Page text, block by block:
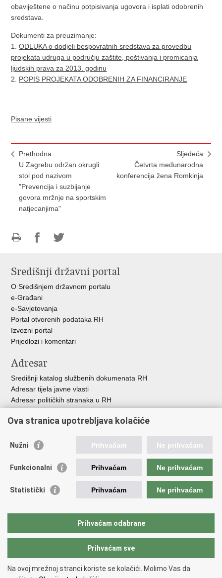
obaviještene o načinu potpisivanja ugovora i isplati odobrenih
sredstava.
Dokumenti za preuzimanje:
1.ODLUKA o dodjeli bespovratnih sredstava za provedbu
projekata udruga u području zaštite, poštivanja i promicanja
ljudskih prava za 2013. godinu
2. POPIS PROJEKATA ODOBRENIH ZA FINANCIRANJE
Pisane vijesti
Prethodna
U Zagrebu održan okrugli
stol pod nazivom
"Prevencija i suzbijanje
govora mržnje na sportskim
natjecanjima"
Sljedeća
Četvrta međunarodna
konferencija žena Romkinja
FacebookuTwitteru
Središnji državni portal
O Središnjem državnom portalu
e-Građani
e-Savjetovanja
Portal otvorenih podataka RH
Izvozni portal
Prijedlozi i komentari
Adresar
Središnji katalog službenih dokumenata RH
Adresar tijela javne vlasti
Adresar političkih stranaka u RH
Besplatni telefoni javne uprave
Važne poveznice
Vlada Republike Hrvatske
Savjet za nacionalne manjine
Okvirna konvencija za zaštitu nacionalnih manjina
Ured zastupnika RH pred Eur.sudom za ljudska prava
Copyright © 2026 Ured za ljudska prava i prava nacionalnih manjina.
Ova stranica upotrebljava kolačiće
Nužni Prihvaćam Ne prihvaćam
Funkcionalni Prihvaćam Ne prihvaćam
Statistički Prihvaćam Ne prihvaćam
Prihvaćam odabrane
Prihvaćam sve
Na ovoj mrežnoj stranci koriste se kolačići. Molimo Vas da